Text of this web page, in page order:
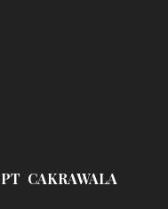
CAKRAWALA